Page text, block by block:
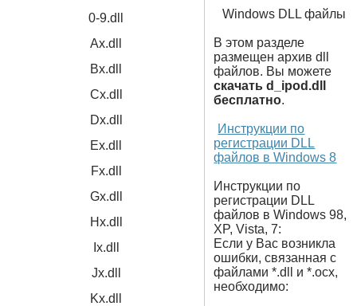
0-9.dll
Ax.dll
Bx.dll
Cx.dll
Dx.dll
Ex.dll
Fx.dll
Gx.dll
Hx.dll
Ix.dll
Jx.dll
Kx.dll
Windows DLL файлы
В этом разделе
размещен архив dll
файлов. Вы можете
скачать d_ipod.dll
бесплатно.
Инструкции по
регистрации DLL
файлов в Windows 8
Инструкции по
регистрации DLL
файлов в Windows 98,
XP, Vista, 7:
Если у Вас возникла
ошибки, связанная с
файлами *.dll и *.ocx,
необходимо: